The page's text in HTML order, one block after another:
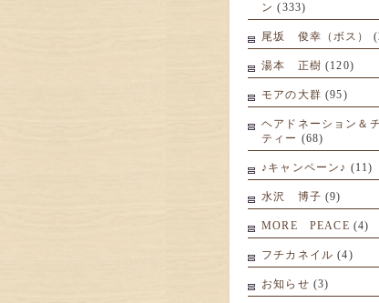
ン (333)
尾坂 俊幸（ボス）
湯本 正樹 (120)
モアの大群 (95)
ヘアドネーション＆
ティー (68)
♪キャンペーン♪ (11)
水沢 博子 (9)
MORE PEACE (4)
フチカネイル (4)
お知らせ (3)